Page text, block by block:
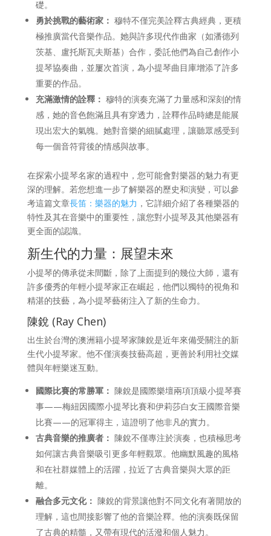
礎。
勇於挑戰的藝術家： 穆特不僅完美詮釋古典經典，更積
極推廣當代音樂作品。她與許多現代作曲家（如潘德列
茨基、盧托斯瓦夫斯基）合作，委託他們為自己創作小
提琴協奏曲，並屢次首演，為小提琴曲目庫增添了許多
重要的作品。
充滿激情的詮釋： 穆特的演奏充滿了力量感和深刻的情
感，她的音色飽滿且具有穿透力，詮釋作品時總是能展
現出宏大的氣魄。她對音樂的細膩處理，讓聽眾感受到
每一個音符背後的情感與故事。
在探索小提琴名家的過程中，您可能會對樂器的魅力有更
深的理解。若您想進一步了解樂器的歷史和演變，可以參
考這篇文章長笛：樂器的魅力 ，它詳細介紹了各種樂器的
特性及其在音樂中的重要性，讓您對小提琴及其他樂器有
更全面的認識。
新生代的力量：展望未來
小提琴的傳承從未間斷，除了上面提到的幾位大師，還有
許多優秀的年輕小提琴家正在崛起，他們以獨特的視角和
精湛的技藝，為小提琴藝術注入了新的生命力。
陳銳 (Ray Chen)
出生於台灣的澳洲籍小提琴家陳銳是近年來備受關注的新
生代小提琴家。他不僅演奏技藝高超，更善於利用社交媒
體與年輕樂迷互動。
國際比賽的常勝軍： 陳銳是國際樂壇兩項頂級小提琴賽
事——梅紐因國際小提琴比賽和伊莉莎白女王國際音樂
比賽——的冠軍得主，這證明了他非凡的實力。
古典音樂的推廣者： 陳銳不僅專注於演奏，也積極思考
如何讓古典音樂吸引更多年輕觀眾。他幽默風趣的風格
和在社群媒體上的活躍，拉近了古典音樂與大眾的距
離。
融合多元文化： 陳銳的背景讓他對不同文化有著開放的
理解，這也間接影響了他的音樂詮釋。他的演奏既保留
了古典的精髓，又帶有現代的活潑和個人魅力。